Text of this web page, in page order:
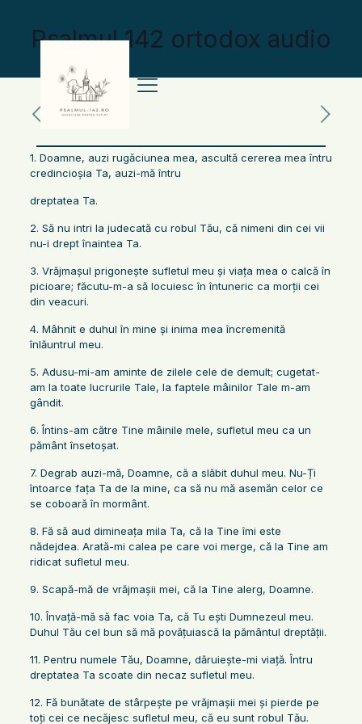
Psalmul 142 ortodox audio
1. Doamne, auzi rugăciunea mea, ascultă cererea mea întru
credincioşia Ta, auzi-mă întru
dreptatea Ta.
2. Să nu intri la judecată cu robul Tău, că nimeni din cei vii
nu-i drept înaintea Ta.
3. Vrăjmaşul prigoneşte sufletul meu şi viaţa mea o calcă în
picioare; făcutu-m-a să locuiesc în întuneric ca morţii cei
din veacuri.
4. Mâhnit e duhul în mine şi inima mea încremenită
înlăuntrul meu.
5. Adusu-mi-am aminte de zilele cele de demult; cugetat-
am la toate lucrurile Tale, la faptele mâinilor Tale m-am
gândit.
6. Întins-am către Tine mâinile mele, sufletul meu ca un
pământ însetoşat.
7. Degrab auzi-mă, Doamne, că a slăbit duhul meu. Nu-Ți
întoarce faţa Ta de la mine, ca să nu mă asemăn celor ce
se coboară în mormânt.
8. Fă să aud dimineaţa mila Ta, că la Tine îmi este
nădejdea. Arată-mi calea pe care voi merge, că la Tine am
ridicat sufletul meu.
9. Scapă-mă de vrăjmaşii mei, că la Tine alerg, Doamne.
10. Învaţă-mă să fac voia Ta, că Tu eşti Dumnezeul meu.
Duhul Tău cel bun să mă povăţuiască la pământul dreptăţii.
11. Pentru numele Tău, Doamne, dăruieşte-mi viaţă. Întru
dreptatea Ta scoate din necaz sufletul meu.
12. Fă bunătate de stârpeşte pe vrăjmaşii mei şi pierde pe
toţi cei ce necăjesc sufletul meu, că eu sunt robul Tău.